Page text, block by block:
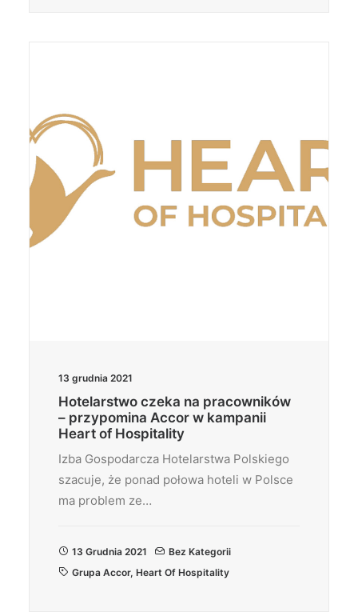
13 grudnia 2021
Hotelarstwo czeka na pracowników
– przypomina Accor w kampanii
Heart of Hospitality
Izba Gospodarcza Hotelarstwa Polskiego
szacuje, że ponad połowa hoteli w Polsce
ma problem ze…
13 Grudnia 2021
Bez Kategorii
Grupa Accor, Heart Of Hospitality